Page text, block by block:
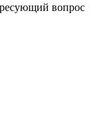
вопрос